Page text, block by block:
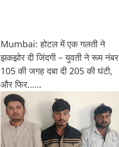
Mumbai: होटल में एक गलती ने
झकझोर दी जिंदगी – युवती ने रूम नंबर
105 की जगह दबा दी 205 की घंटी,
और फिर……